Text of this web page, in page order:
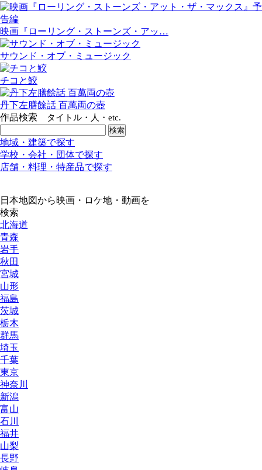
映画『ローリング・ストーンズ・アッ…
サウンド・オブ・ミュージック
チコと鮫
丹下左膳餘話 百萬両の壺
作品検索
タイトル・人・etc.
地域・建築で探す
学校・会社・団体で探す
店舗・料理・特産品で探す
日本地図から映画・ロケ地・動画を
検索
北海道
青森
岩手
秋田
宮城
山形
福島
茨城
栃木
群馬
埼玉
千葉
東京
神奈川
新潟
富山
石川
福井
山梨
長野